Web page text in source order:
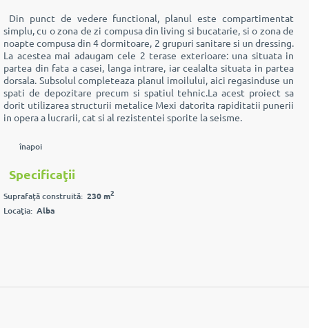
Din punct de vedere functional, planul este compartimentat
simplu, cu o zona de zi compusa din living si bucatarie, si o zona de
noapte compusa din 4 dormitoare, 2 grupuri sanitare si un dressing.
La acestea mai adaugam cele 2 terase exterioare: una situata in
partea din fata a casei, langa intrare, iar cealalta situata in partea
dorsala. Subsolul completeaza planul imoilului, aici regasinduse un
spati de depozitare precum si spatiul tehnic.La acest proiect sa
dorit utilizarea structurii metalice Mexi datorita rapiditatii punerii
in opera a lucrarii, cat si al rezistentei sporite la seisme.
înapoi
Specificaţii
Suprafaţă construită: 230 m2
Locaţia: Alba